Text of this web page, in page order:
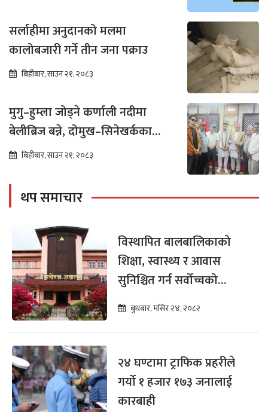
सर्लाहीमा अनुदानको मलमा
कालोबजारी गर्ने तीन जना पक्राउ
बिहीबार, साउन २१, २०८३
मुगु–हुम्ला जोड्ने कर्णाली नदीमा
बेलीब्रिज बन्ने, दोमुख–सिनेखर्कका
बासिन्दामा उत्साह
बिहीबार, साउन २१, २०८३
थप समाचार
विस्थापित बालबालिकाको
शिक्षा, स्वास्थ्य र आवास
सुनिश्चित गर्न सर्वोच्चको
अन्तरिम आदेश
बुधबार, मंसिर २४, २०८२
२४ घण्टामा ट्राफिक प्रहरीले
गर्यो १ हजार १७३ जनालाई
कारबाही